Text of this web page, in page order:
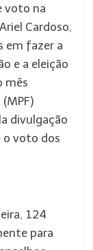
voto na
Cardoso,
em fazer a
e a eleição
mês
divulgação
o voto dos
124
para